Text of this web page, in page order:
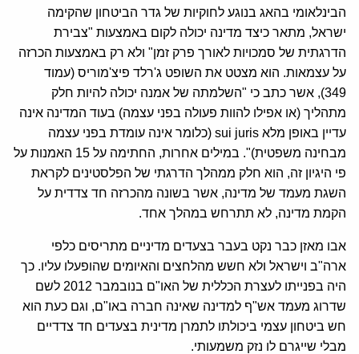
הבינלאומי בהאג בנוגע לחוקיות של גדר הביטחון שהקימה
ישראל, מתאר כיצד מדינה יכולה לקום באמצעות "צבירת
הדרגתית של סמכויות לאורך פרק זמן" ולא רק באמצעות הכרזה
על עצמאות. הוא מצטט את השופט ג'רלד פיצ'מוריס (עמוד
349), אשר כתב כי "השלמתה של אמנה יכולה להיות חלק
מתהליך (או אפילו להוות פעולה בפני עצמה) בעוד המדינה אינה
עדיין באופן מלא sui juris (כלומר אינה עומדת בפני עצמה
מבחינה משפטית)". במילים אחרות, החתימה על 15 האמנות על
פי היגיון זה, הוא חלק ממהלך הדרגתי של הפלסטינים לקראת
השגת מעמד של מדינה, אשר בשונה מהכרזה חד צדדית על
הקמת מדינה, לא תתרחש במהלך אחד.
אבו מאזן כבר נקט בעבר בצעדים מדיניים מתריסים כלפי
ארה"ב וישראל ולא חשש מהלחצים והאיומים שהופעלו עליו. כך
היה בפנייתו לעצרת הכללית של האו"ם בנובמבר 2012 לשם
שדרוג מעמד אש"ף למדינה שאינה חברה באו"ם, וגם כעת הוא
חש ביטחון עצמי ביכולתו לתמרן מדינית בצעדים חד צדדיים
מבלי שייגרם לו נזק משמעותי.